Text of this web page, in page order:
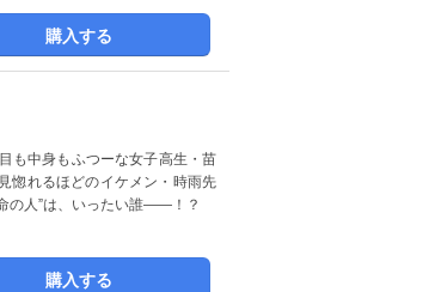
購入する
惚れるほどのイケメン・時雨先
の人”は、いったい誰――！？
購入する